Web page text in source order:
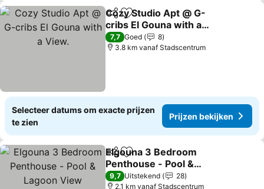
DelenToevoegen aan favorieten
Cozy Studio Apt @ G-
cribs El Gouna with a
View.
Prijzen bekijken
7,7 Goed
8
3.8 km vanaf Stadscentrum
Selecteer datums om exacte prijzen
te zien
Prijzen bekijken
DelenToevoegen aan favorieten
Elgouna 3 Bedroom
Penthouse - Pool &
Lagoon View
Prijzen bekijken
9,7 Uitstekend
28
2.1 km vanaf Stadscentrum